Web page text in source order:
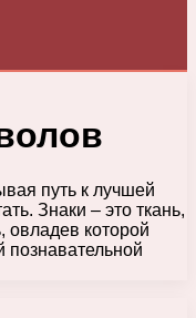
путь к лучшей
Знаки – это ткань,
овладев которой